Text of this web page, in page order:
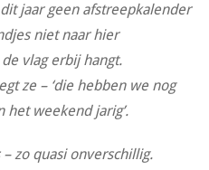
jaar geen afstreepkalender
niet naar hier
vlag erbij hangt.
ze – ‘die hebben we nog
het weekend jarig’.
zo quasi onverschillig.